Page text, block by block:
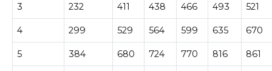
3 232 411 438 466 493 521
4 299 529 564 599 635 670
5 384 680 724 770 816 861